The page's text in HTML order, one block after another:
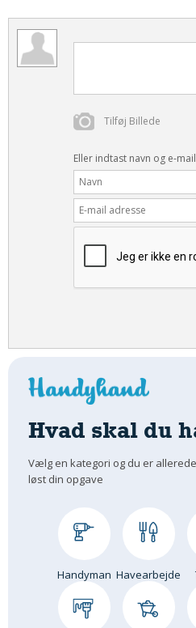
Tilføj Billede
Eller indtast navn og e-mail
Hvad skal du
Vælg en kategori og du er
løst din opgave
Handyman Havearbejde